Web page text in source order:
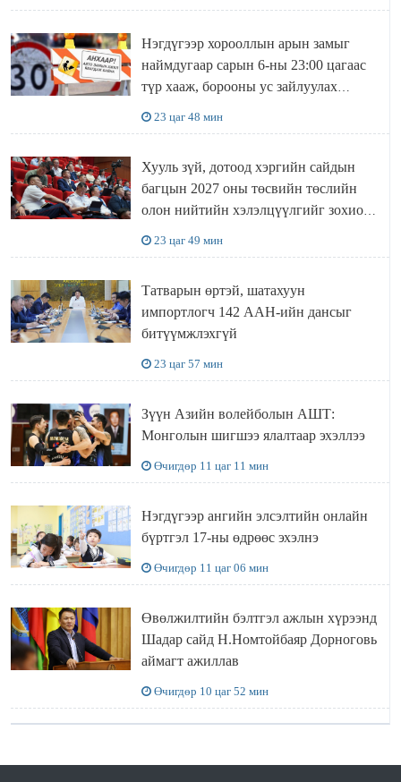
Нэгдүгээр хорооллын арын замыг
наймдугаар сарын 6-ны 23:00 цагаас
түр хааж, борооны ус зайлуулах
23 цаг 48 мин
Хууль зүй, дотоод хэргийн сайдын
багцын 2027 оны төсвийн төслийн
олон нийтийн хэлэлцүүлгийг зохион
23 цаг 49 мин
Татварын өртэй, шатахуун
импортлогч 142 ААН-ийн дансыг
битүүмжлэхгүй
23 цаг 57 мин
Зүүн Азийн волейболын АШТ:
Монголын шигшээ ялалтаар эхэллээ
Өчигдөр 11 цаг 11 мин
Нэгдүгээр ангийн элсэлтийн онлайн
бүртгэл 17-ны өдрөөс эхэлнэ
Өчигдөр 11 цаг 06 мин
Өвөлжилтийн бэлтгэл ажлын хүрээнд
Шадар сайд Н.Номтойбаяр Дорноговь
аймагт ажиллав
Өчигдөр 10 цаг 52 мин